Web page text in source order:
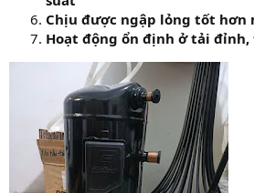
Chịu được ngập lỏng tốt hơn
Hoạt động ổn định ở tải